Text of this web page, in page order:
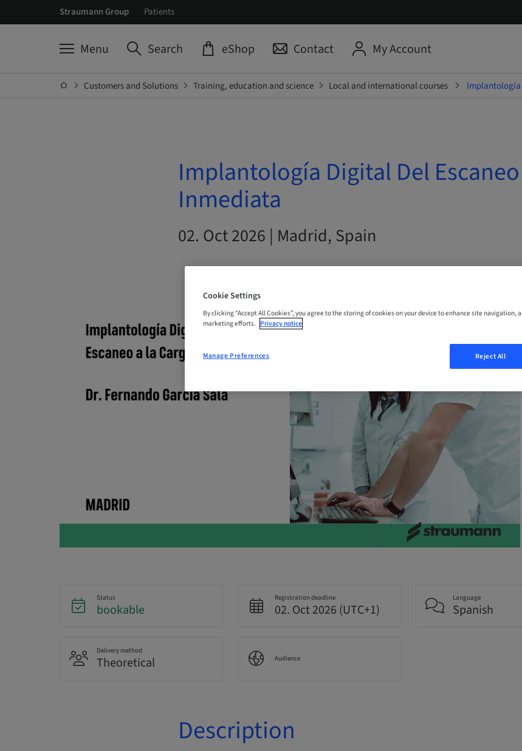
Straumann Group Patients
Menu Search eShop Contact My Account
Customers and Solutions Training, education and science Local and international courses Implantología
Implantología Digital Del Escaneo
Inmediata
02. Oct 2026 | Madrid, Spain
Status
bookable
Registration deadline
02. Oct 2026 (UTC+1)
Language
Spanish
Delivery method
Theoretical Audience
Description
Cookie Settings
By clicking “Accept All Cookies”, you agree to the storing of cookies on your device to enhance site navigation,
marketing efforts. Privacy notice
Reject All
Manage Preferences